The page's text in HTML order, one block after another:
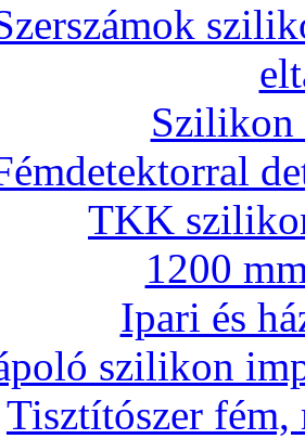
Szilikon
TKK
1200
Ipari és
szilikon
Tisztítószer